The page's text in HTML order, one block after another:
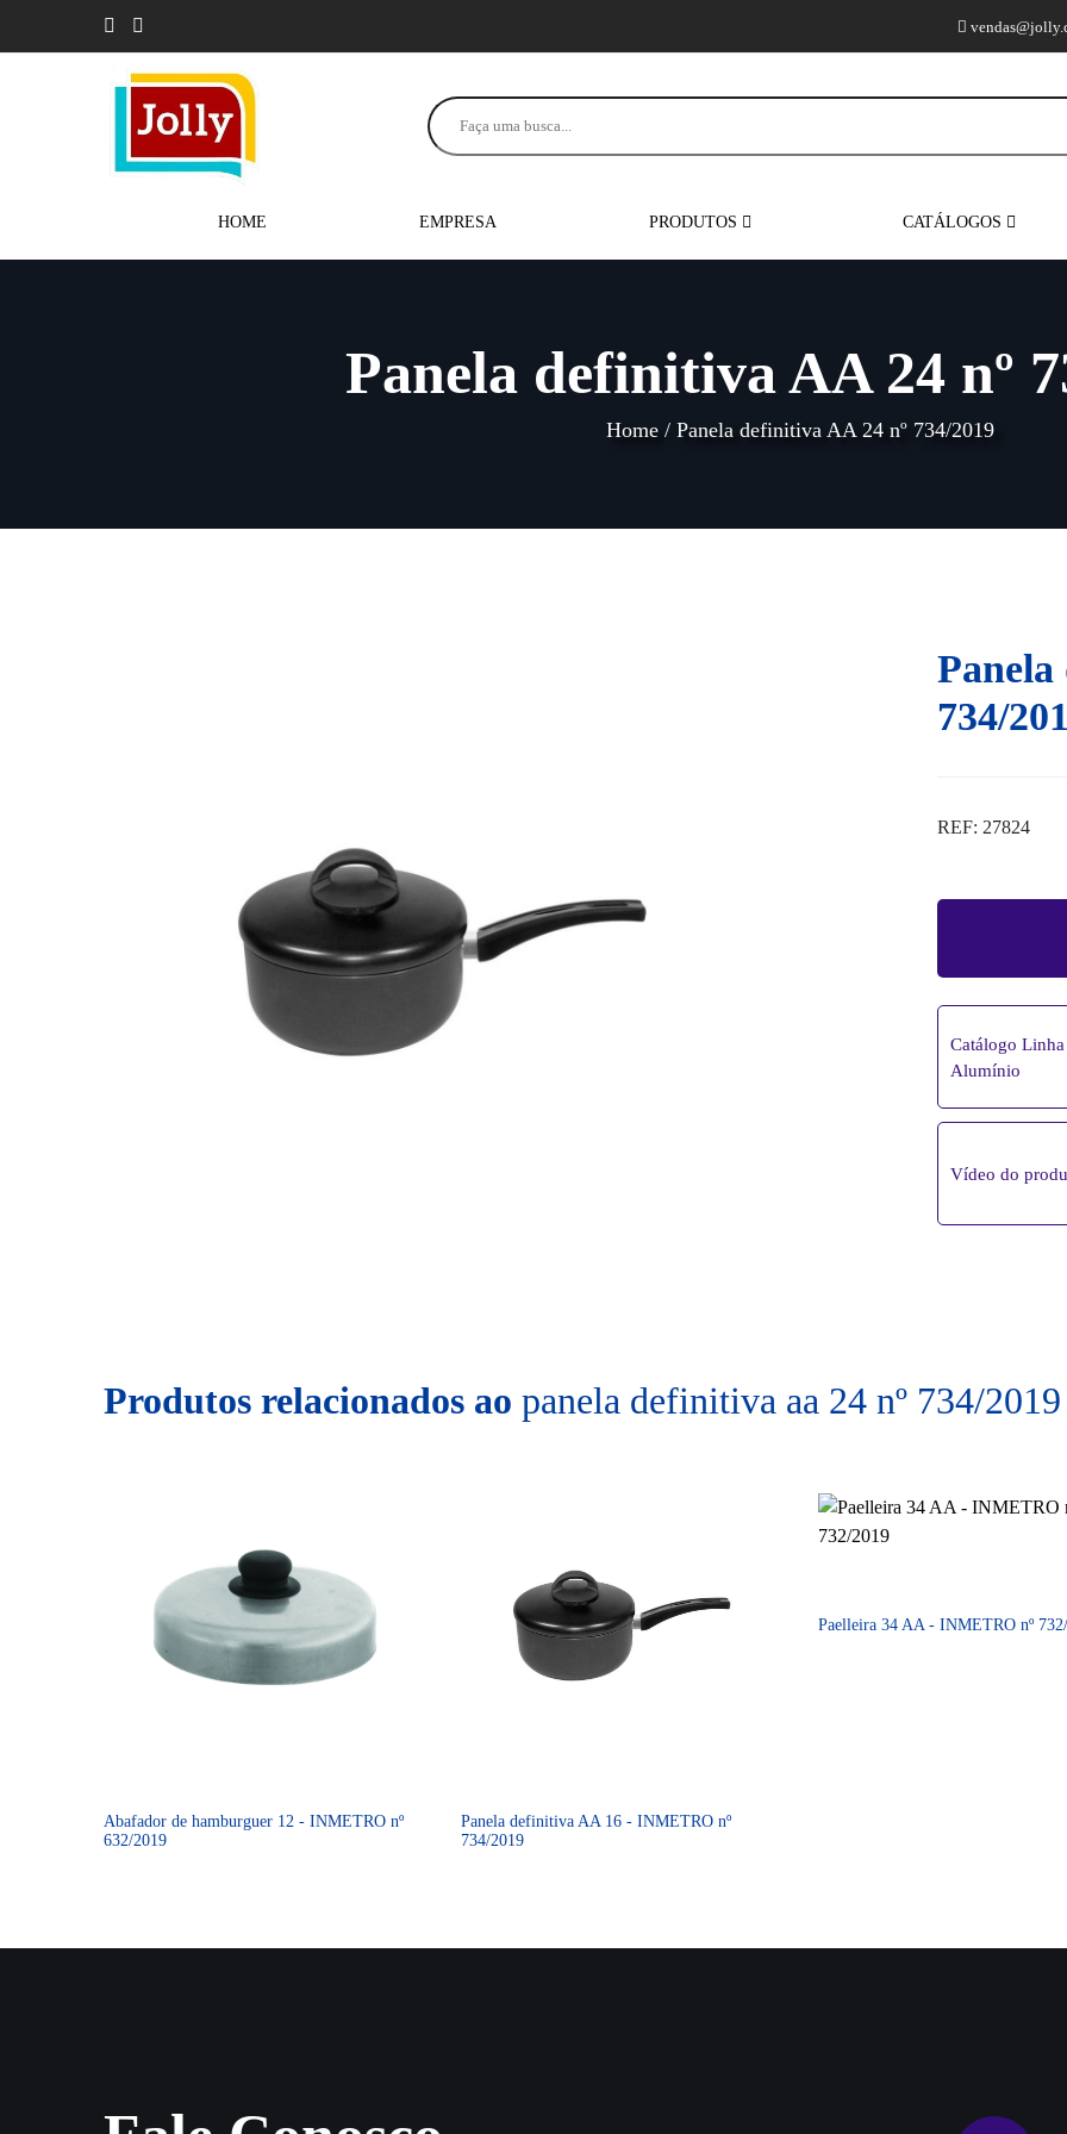
HOME EMPRESA PRODUTOS CATÁLOGOS
Panela definitiva AA 24 nº
Home / Panela definitiva AA 24 nº 734/2019
734/
REF: 27824
Catálogo
Alumínio
Vídeo do
Produtos relacionados ao panela definitiva aa 24 nº 734/2019
Abafador de hamburguer 12 - INMETRO nº
632/2019
Panela definitiva AA 16 - INMETRO nº
734/2019
Paelleira 34 AA - INMETRO nº